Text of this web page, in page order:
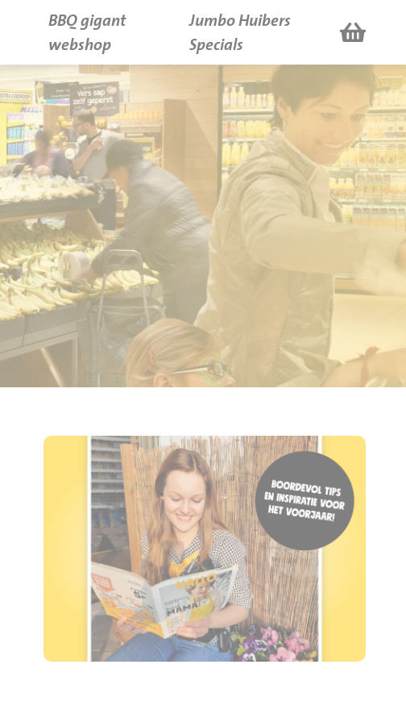
BBQ gigant
webshop
Jumbo Huibers
Specials